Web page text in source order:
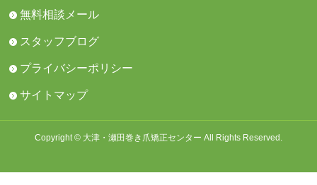
無料相談メール
スタッフブログ
プライバシーポリシー
サイトマップ
Copyright © 大津・瀬田巻き爪矯正センター All Rights Reserved.